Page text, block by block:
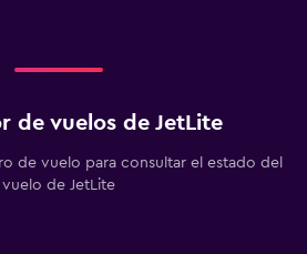
de vuelos de JetLite
de vuelo para consultar el estado del
vuelo de JetLite